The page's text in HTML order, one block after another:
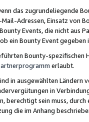
das zugrundeliegende
Adressen, Einsatz von
Events, die nicht
ein Bounty Event
Bounty-spezifischen
erlaubt.
in ausgewählten Ländern
in
berechtigt sein muss,
die im Anhang